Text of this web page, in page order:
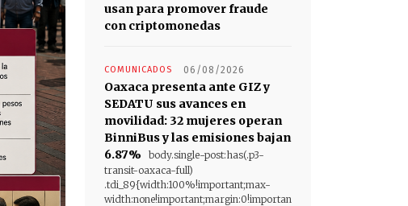
usan para promover fraude
con criptomonedas
COMUNICADOS 06/08/2026
Oaxaca presenta ante GIZ y
SEDATU sus avances en
movilidad: 32 mujeres operan
BinniBus y las emisiones bajan
6.87%
body.single-post:has(.p3-
transit-oaxaca-full)
.tdi_89{width:100%!important;max-
width:none!important;margin:0!importan